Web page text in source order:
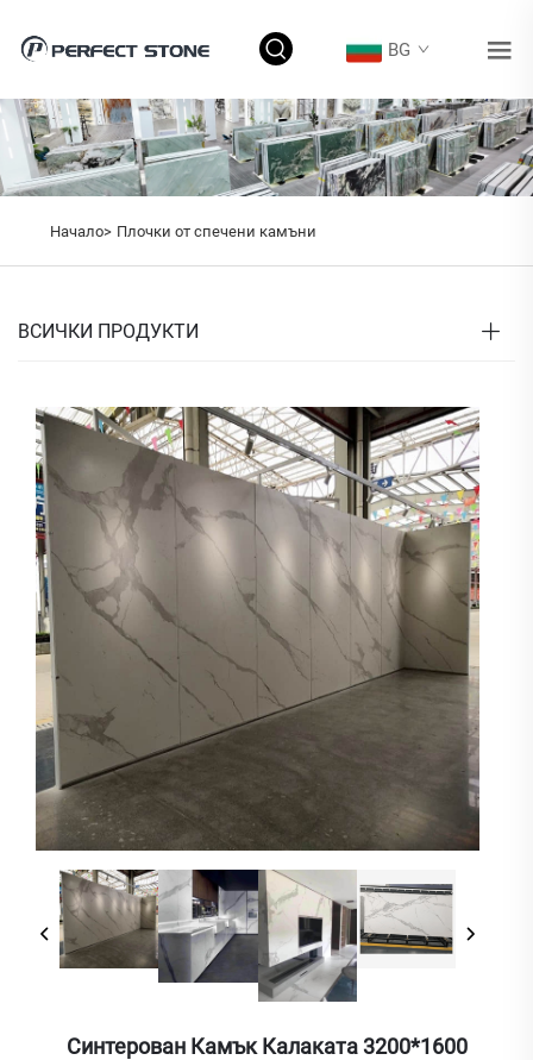
BG
Начало> Плочки от спечени камъни
ВСИЧКИ ПРОДУКТИ
Синтерован Камък Калаката 3200*1600